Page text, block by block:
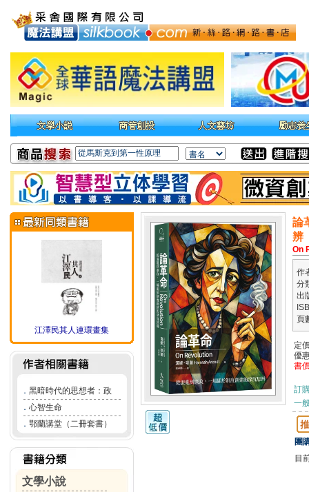
江澤民其人連環畫集
． 黑暗時代的思想者：政
． 心智生命
． 鄂蘭講堂（二冊套書）
文學小說
論
辨
On
作
分
出
頁
定
優
書
訂
一
團
目